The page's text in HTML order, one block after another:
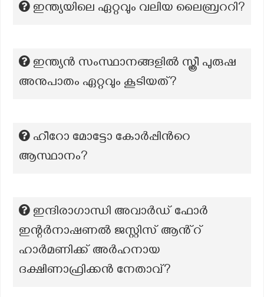
ഇന്ത്യയിലെ ഏറ്റവും വലിയ ലൈബ്രററി?
ഇന്ത്യൻ സംസ്ഥാനങ്ങളിൽ സ്ത്രീ പുരുഷ
അനുപാതം ഏറ്റവും കൂടിയത്?
ഹീറോ മോട്ടോ കോർപ്പിന്‍റെ
ആസ്ഥാനം?
ഇന്ദിരാഗാന്ധി അവാർഡ് ഫോർ
ഇന്റർനാഷണൽ ജസ്റ്റിസ് ആൻ്റ്
ഹാർമണിക്ക് അർഹനായ
ദക്ഷിണാഫ്രിക്കൻ നേതാവ്?